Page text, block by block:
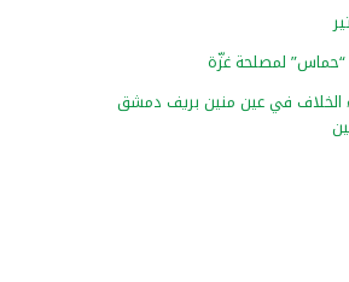
“حماس” لمصلحة غزّة
الخلاف في عين منين بريف دمشق